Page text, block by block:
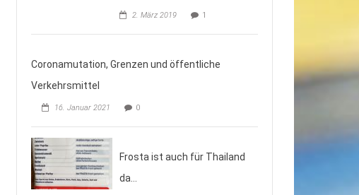
2. März 2019 1
Coronamutation, Grenzen und öffentliche
Verkehrsmittel
16. Januar 2021 0
Frosta ist auch für Thailand
da…